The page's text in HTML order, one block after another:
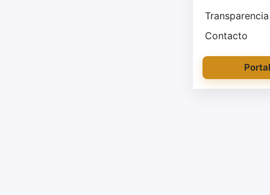
Transparencia
Contacto